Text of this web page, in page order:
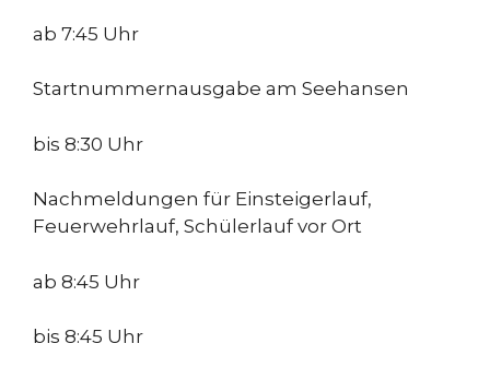
ab 7:45 Uhr
Startnummernausgabe am Seehansen
bis 8:30 Uhr
Nachmeldungen für Einsteigerlauf,
Feuerwehrlauf, Schülerlauf vor Ort
ab 8:45 Uhr
bis 8:45 Uhr